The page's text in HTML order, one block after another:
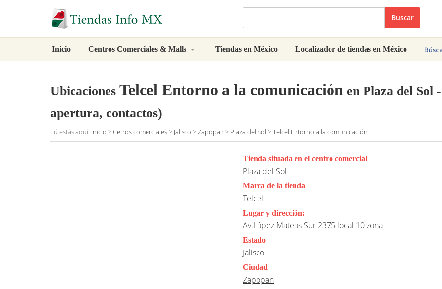
Buscar
Inicio Centros Comerciales & Malls Tiendas en México Localizador de tiendas en México
Ubicaciones Telcel Entorno a la comunicación en Plaza del Sol
apertura, contactos)
Tú estás aquí: Inicio >Cetros comerciales> Jalisco >Zapopan > Plaza del Sol >Telcel Entorno a la comunicación
Tienda situada en el centro comercial
Plaza del Sol
Marca de la tienda
Telcel
Lugar y dirección:
Av.López Mateos Sur 2375 local 10 zona
Estado
Jalisco
Ciudad
Zapopan